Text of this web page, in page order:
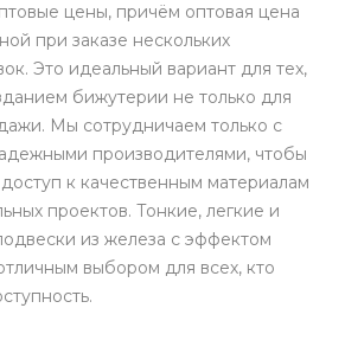
цены, причём оптовая цена
при заказе нескольких
Это идеальный вариант для тех,
бижутерии не только для
Мы сотрудничаем только с
производителями, чтобы
к качественным материалам
проектов. Тонкие, легкие и
из железа с эффектом
выбором для всех, кто